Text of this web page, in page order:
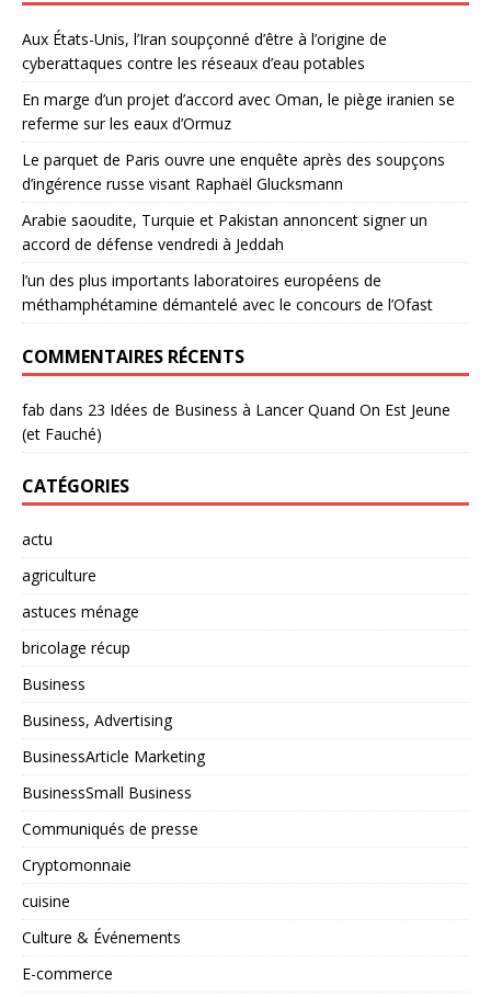
Aux États-Unis, l’Iran soupçonné d’être à l’origine de
cyberattaques contre les réseaux d’eau potables
En marge d’un projet d’accord avec Oman, le piège iranien se
referme sur les eaux d’Ormuz
Le parquet de Paris ouvre une enquête après des soupçons
d’ingérence russe visant Raphaël Glucksmann
Arabie saoudite, Turquie et Pakistan annoncent signer un
accord de défense vendredi à Jeddah
l’un des plus importants laboratoires européens de
méthamphétamine démantelé avec le concours de l’Ofast
COMMENTAIRES RÉCENTS
fab dans 23 Idées de Business à Lancer Quand On Est Jeune
(et Fauché)
CATÉGORIES
actu
agriculture
astuces ménage
bricolage récup
Business
Business, Advertising
BusinessArticle Marketing
BusinessSmall Business
Communiqués de presse
Cryptomonnaie
cuisine
Culture & Événements
E-commerce